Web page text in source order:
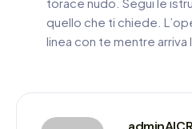
quello che ti chiede.
linea con te mentre arriva